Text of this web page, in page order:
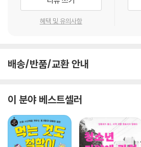
ㆍ절교를 어떻게 해결할 수 있을까요?
ㆍ친구들에게 휘둘리지 않으려면 어떻게 해
ㆍ선생님이 어떻게 해야 반 아이들의 괴롭힘
ㆍ반 전체에 처벌을 공지하는 것은 괜찮은 방
ㆍ교장 선생님은 어떤 역할을 할 수 있나요?
ㆍ교사가 부모에게 알려야 하나요?
ㆍ처벌이 효과가 없다는 사실을 피해 학생의
로 접근하는 가족요법과 해결책 중심 치료의
인류학자 그레고리 베이트슨(Gregory
보기 드문 저서”
읽고 “이론과 실천 양쪽 모두에서 구체적 보편
서”라고 평했다. 여기서 ‘이론’과 ‘실천’의 바
학이다. 이 철학의 핵심은, 가능한 한 당사자
다는 것이다. 단적으로 말하면, 학생 사이에
혜택 및 유의사항
배송/반품/교환 안내
이 분야 베스트셀러